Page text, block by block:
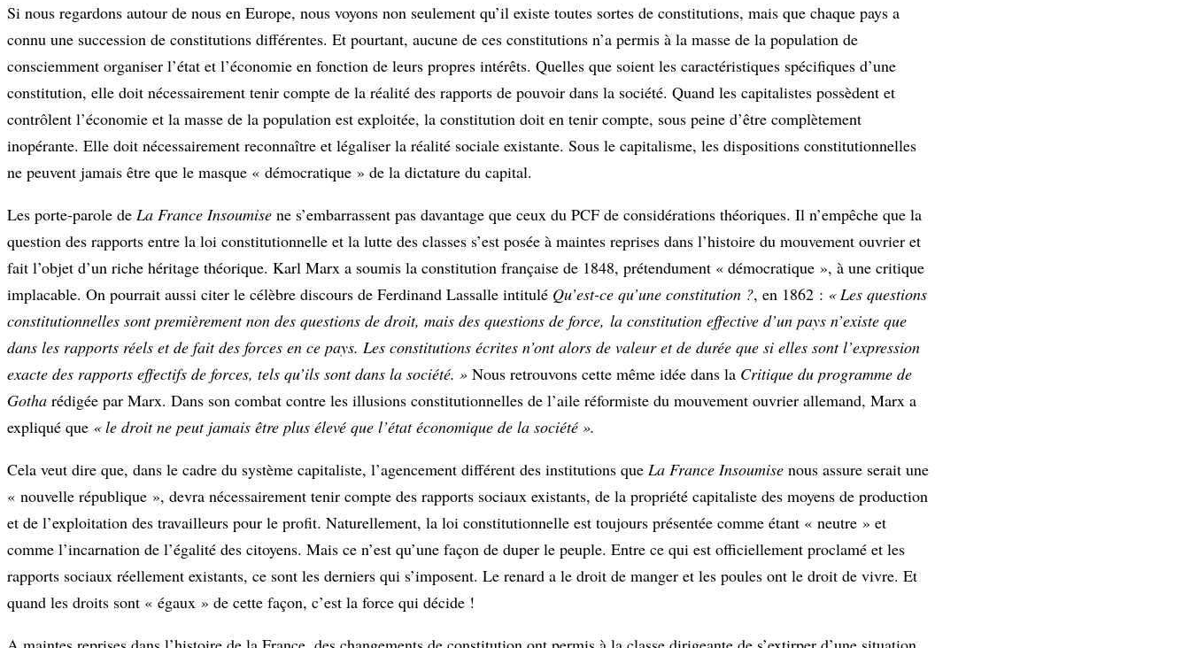
Si nous regardons autour de nous en Europe, nous voyons non seulement qu’il existe toutes sortes de constitutions, mais que chaque pays a
connu une succession de constitutions différentes. Et pourtant, aucune de ces constitutions n’a permis à la masse de la population de
consciemment organiser l’état et l’économie en fonction de leurs propres intérêts. Quelles que soient les caractéristiques spécifiques d’une
constitution, elle doit nécessairement tenir compte de la réalité des rapports de pouvoir dans la société. Quand les capitalistes possèdent et
contrôlent l’économie et la masse de la population est exploitée, la constitution doit en tenir compte, sous peine d’être complètement
inopérante. Elle doit nécessairement reconnaître et légaliser la réalité sociale existante. Sous le capitalisme, les dispositions constitutionnelles
ne peuvent jamais être que le masque « démocratique » de la dictature du capital.
Les porte-parole de La France Insoumise ne s’embarrassent pas davantage que ceux du PCF de considérations théoriques. Il n’empêche que la
question des rapports entre la loi constitutionnelle et la lutte des classes s’est posée à maintes reprises dans l’histoire du mouvement ouvrier et
fait l’objet d’un riche héritage théorique. Karl Marx a soumis la constitution française de 1848, prétendument « démocratique », à une critique
implacable. On pourrait aussi citer le célèbre discours de Ferdinand Lassalle intitulé Qu’est-ce qu’une constitution ?, en 1862 : « Les questions
constitutionnelles sont premièrement non des questions de droit, mais des questions de force, la constitution effective d’un pays n’existe que
dans les rapports réels et de fait des forces en ce pays. Les constitutions écrites n’ont alors de valeur et de durée que si elles sont l’expression
exacte des rapports effectifs de forces, tels qu’ils sont dans la société. » Nous retrouvons cette même idée dans la Critique du programme de
Gotha rédigée par Marx. Dans son combat contre les illusions constitutionnelles de l’aile réformiste du mouvement ouvrier allemand, Marx a
expliqué que « le droit ne peut jamais être plus élevé que l’état économique de la société ».
Cela veut dire que, dans le cadre du système capitaliste, l’agencement différent des institutions que La France Insoumise nous assure serait une
« nouvelle république », devra nécessairement tenir compte des rapports sociaux existants, de la propriété capitaliste des moyens de production
et de l’exploitation des travailleurs pour le profit. Naturellement, la loi constitutionnelle est toujours présentée comme étant « neutre » et
comme l’incarnation de l’égalité des citoyens. Mais ce n’est qu’une façon de duper le peuple. Entre ce qui est officiellement proclamé et les
rapports sociaux réellement existants, ce sont les derniers qui s’imposent. Le renard a le droit de manger et les poules ont le droit de vivre. Et
quand les droits sont « égaux » de cette façon, c’est la force qui décide !